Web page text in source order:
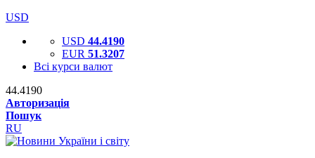
USD
USD 44.4190
EUR 51.3207
Всі курси валют
44.4190
Авторизація
Пошук
RU